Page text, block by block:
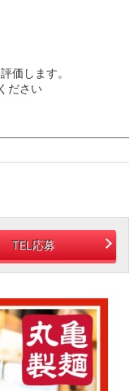
価します。
ださい
TEL応募